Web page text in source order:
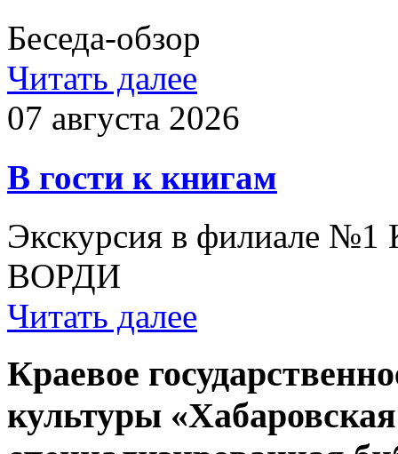
Беседа-обзор
Читать далее
07 августа 2026
В гости к книгам
Экскурсия в филиале
ВОРДИ
Читать далее
Краевое
культуры